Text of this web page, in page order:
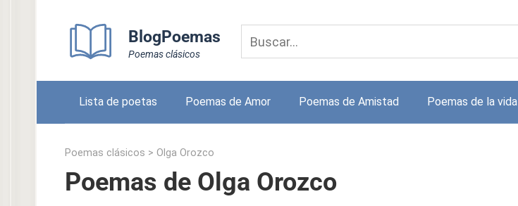
BlogPoemas
Poemas clásicos
Lista de poetas Poemas de Amor Poemas de Amistad Poemas de la vida
Poemas clásicos > Olga Orozco
Poemas de Olga Orozco